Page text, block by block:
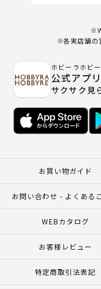
※各実店舗の
ホビーラホビ
公式アプ
サクサク見
お買い物ガイド
お問い合わせ - よくある
WEBカタログ
お客様レビュー
特定商取引法表記